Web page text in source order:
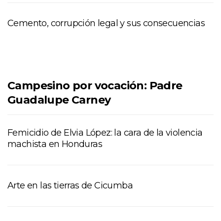
Cemento, corrupción legal y sus consecuencias
Campesino por vocación: Padre
Guadalupe Carney
Femicidio de Elvia López: la cara de la violencia
machista en Honduras
Arte en las tierras de Cicumba